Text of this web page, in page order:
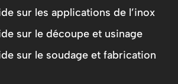
sur les applications de l’inox
sur le découpe et usinage
sur le soudage et fabrication